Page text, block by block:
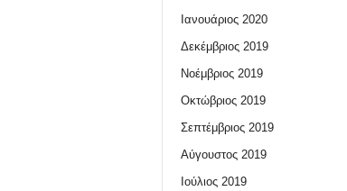
Ιανουάριος 2020
Δεκέμβριος 2019
Νοέμβριος 2019
Οκτώβριος 2019
Σεπτέμβριος 2019
Αύγουστος 2019
Ιούλιος 2019